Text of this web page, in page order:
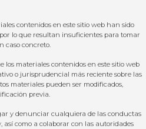
contenidos en este sitio web han sido
lo que resultan insuficientes para tomar
caso concreto.
los materiales contenidos en este sitio web
o jurisprudencial más reciente sobre las
materiales pueden ser modificados,
previa.
y denunciar cualquiera de las conductas
así como a colaborar con las autoridades